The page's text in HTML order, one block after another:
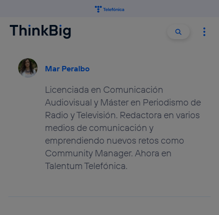
Buscar
Mar Peralbo
Licenciada en Comunicación
Audiovisual y Máster en Periodismo de
Radio y Televisión. Redactora en varios
medios de comunicación y
emprendiendo nuevos retos como
Community Manager. Ahora en
Talentum Telefónica.